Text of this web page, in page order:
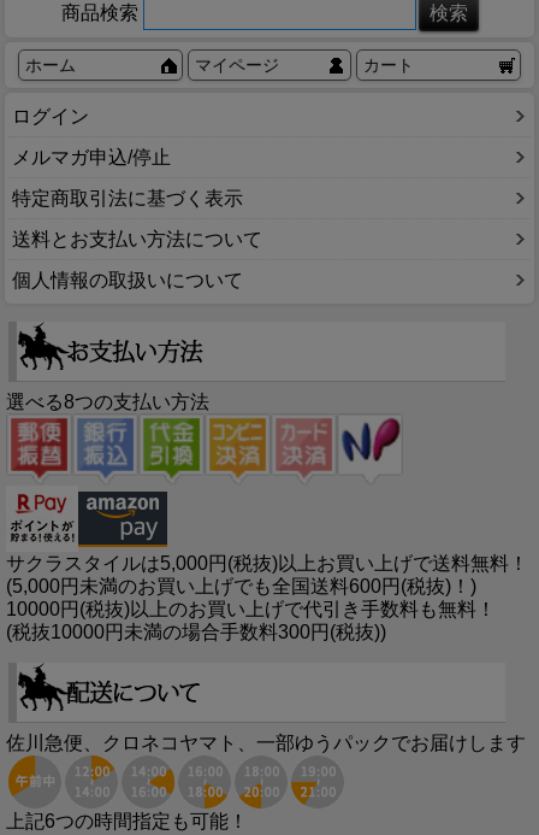
商品検索
ホーム マイページ カート
ログイン
メルマガ申込/停止
特定商取引法に基づく表示
送料とお支払い方法について
個人情報の取扱いについて
選べる8つの支払い方法
サクラスタイルは5,000円(税抜)以上お買い上げで送料無料！
(5,000円未満のお買い上げでも全国送料600円(税抜)！)
10000円(税抜)以上のお買い上げで代引き手数料も無料！
(税抜10000円未満の場合手数料300円(税抜))
佐川急便、クロネコヤマト、一部ゆうパックでお届けします
上記6つの時間指定も可能！